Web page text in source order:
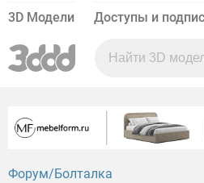
3D Модели Доступы и
Форум Болталка